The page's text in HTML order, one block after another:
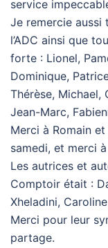
service
Je remercie aussi
l’ADC ainsi que
forte : Lionel,
Dominique,
Thérèse, Michael,
Jean-Marc,
Merci à Romain
samedi, et merci
Les autrices et
Comptoir était :
Xheladini,
Merci pour leur
partage.